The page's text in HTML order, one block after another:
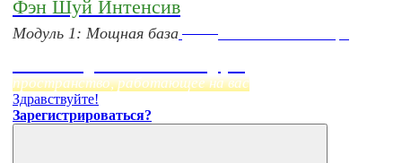
Фэн Шуй Интенсив
Модуль 1: Мощная база
пространство, работающее на вас
Здравствуйте!
Зарегистрироваться?